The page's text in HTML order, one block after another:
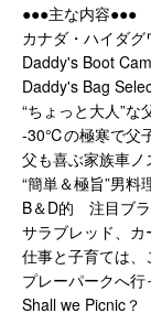
●●●主な内容●●●
カナダ・ハイダ
Daddy's Boot
Daddy's Bag
“ちょっと大人”な
-30℃の極寒で父
父も喜ぶ家族車ノ
“簡単＆極旨”男料
B＆D的 注目ブ
サラブレッド、カ
仕事と子育ては、
プレーパークへ行
Shall we Picnic？